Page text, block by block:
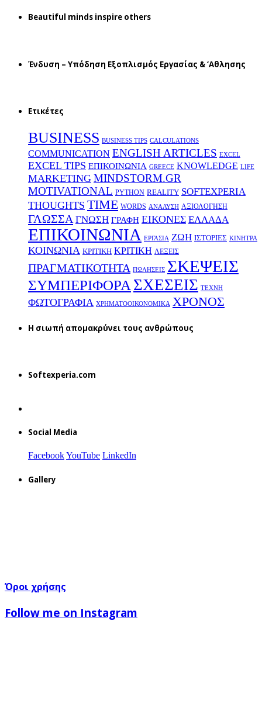
Beautiful minds inspire others
Ένδυση – Υπόδηση Εξοπλισμός Εργασίας & ‘Aθλησης
Ετικέτες
BUSINESS BUSINESS TIPS CALCULATIONS
COMMUNICATION ENGLISH ARTICLES EXCEL
EXCEL TIPS EΠΙΚΟΙΝΩΝΙΑ GREECE KNOWLEDGE LIFE
MARKETING MINDSTORM.GR
MOTIVATIONAL PYTHON REALITY SOFTEXPERIA
THOUGHTS TIME WORDS ΑΝΑΛΥΣΗ ΑΞΙΟΛΟΓΗΣΗ
ΓΛΩΣΣΑ ΓΝΩΣΗ ΓΡΑΦΗ ΕΙΚΟΝΕΣ ΕΛΛΑΔΑ
ΕΠΙΚΟΙΝΩΝΙΑ ΕΡΓΑΣΙΑ ΖΩΗ ΙΣΤΟΡΙΕΣ ΚΙΝΗΤΡΑ
ΚΟΙΝΩΝΙΑ ΚΡΙΤΙΚΗ ΚΡΙΤΙΚΗ ΛΕΞΕΙΣ
ΠΡΑΓΜΑΤΙΚΟΤΗΤΑ ΠΩΛΗΣΕΙΣ ΣΚΕΨΕΙΣ
ΣΥΜΠΕΡΙΦΟΡΑΣΧΕΣΕΙΣ ΤΕΧΝΗ
ΦΩΤΟΓΡΑΦΙΑ ΧΡΗΜΑΤΟΟΙΚΟΝΟΜΙΚΑ ΧΡΟΝΟΣ
H σιωπή απομακρύνει τους ανθρώπους
Softexperia.com
Social Media
FacebookYouTube LinkedIn
Gallery
Όροι χρήσης
Follow me on Instagram